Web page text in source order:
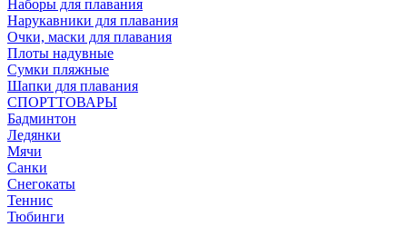
Наборы для плавания
Нарукавники для плавания
Очки, маски для плавания
Плоты надувные
Сумки пляжные
Шапки для плавания
СПОРТТОВАРЫ
Бадминтон
Ледянки
Мячи
Санки
Снегокаты
Теннис
Тюбинги